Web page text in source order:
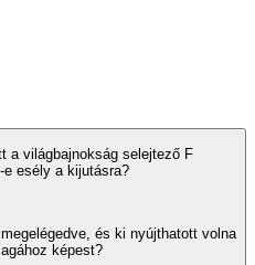
a világbajnokság selejtező F
e esély a kijutásra?
és ki nyújthatott volna
képest?